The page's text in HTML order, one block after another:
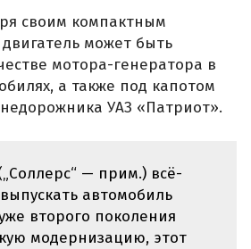
своим компактным
может быть
мотора-генератора в
а также под капотом
УАЗ «Патриот».
— прим.) всё-
автомобиль
второго поколения
модернизацию, этот